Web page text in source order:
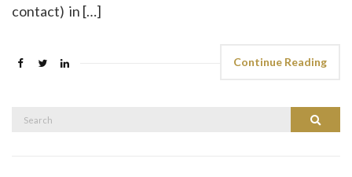
contact) in […]
Continue Reading
Search